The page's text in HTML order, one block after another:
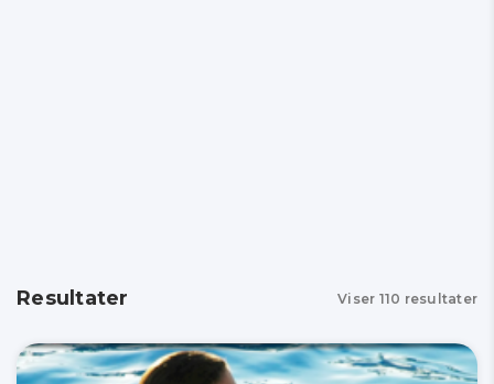
Resultater Viser 110 resultater